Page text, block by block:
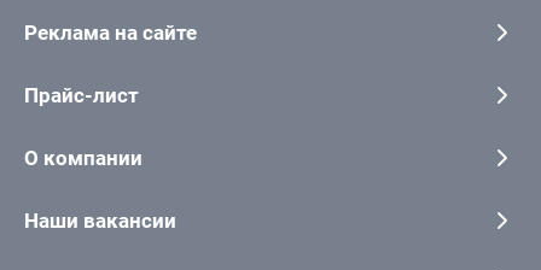
Реклама на сайте
Прайс-лист
О компании
Наши вакансии